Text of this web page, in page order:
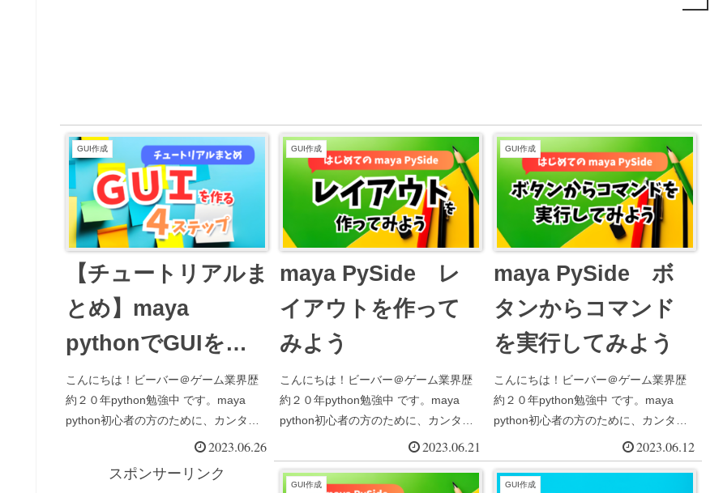
GUI作成
【チュートリアルま
とめ】maya
pythonでGUIを作
る４つのステップ！
こんにちは！ビーバー＠ゲーム業界歴
約２０年python勉強中 です。maya
python初心者の方のために、カンタ
ン・わかりやすい解説サイトを作って
作成を学習しようとすると、突然クラ
2023.06.26
GUI作成
maya PySide レ
イアウトを作って
みよう
こんにちは！ビーバー＠ゲーム業界歴
約２０年python勉強中 です。maya
python初心者の方のために、カンタ
ン・わかりやすい解説サイトを作って
います。PySideでGUI作成を学習しよ
うとすると、突然クラスやら知らない
2023.06.21
GUI作成
maya PySide ボ
タンからコマンド
を実行してみよう
こんにちは！ビーバー＠ゲーム業界歴
約２０年python勉強中 です。maya
python初心者の方のために、カンタ
ン・わかりやすい解説サイトを作って
います。PySideでGUI作成を学習しよ
うとすると、突然クラスやら知らない
2023.06.12
スポンサーリンク
GUI作成 GUI作成